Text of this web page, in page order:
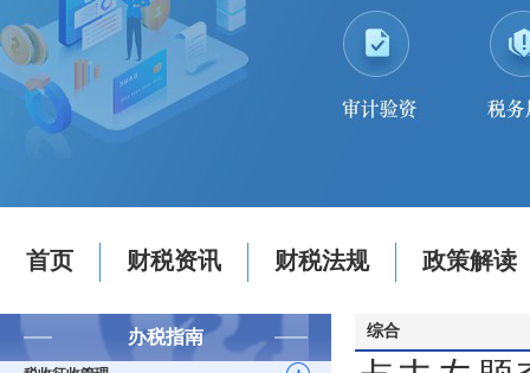
首页 财税资讯 财税法规 政策解读
办税指南 综合